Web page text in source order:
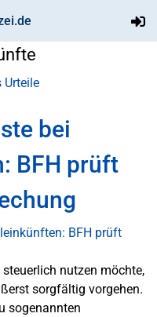
Urteile
bei
BFH prüft
steuerlich nutzen möchte,
sorgfältig vorgehen.
sogenannten